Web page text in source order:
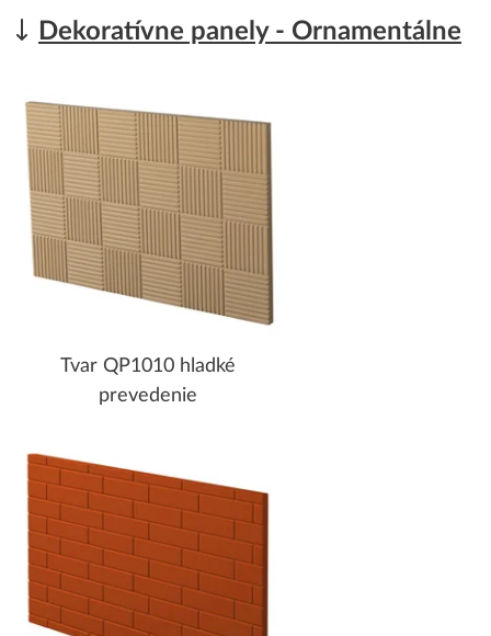
Dekoratívne panely - Ornamentálne
Tvar QP1010 hladké
prevedenie